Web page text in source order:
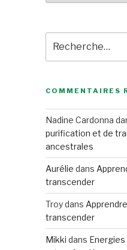
pour
:
COMMENTAIRES
Nadine Cardonna
purification et de
ancestrales
Aurélie dans
transcender
Troydans
transcender
Mikki dans